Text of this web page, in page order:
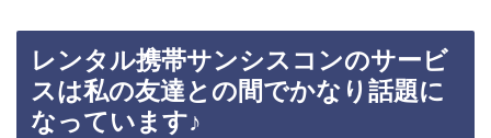
レンタル携帯サンシスコンのサービ
スは私の友達との間でかなり話題に
なっています♪